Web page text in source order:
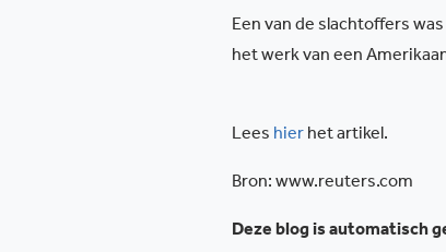
Een van de slachtoffers
het werk van een
Lees hier het artikel.
Bron: www.reuters.com
Deze blog is automatisch